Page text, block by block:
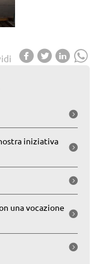
iniziativa
una vocazione